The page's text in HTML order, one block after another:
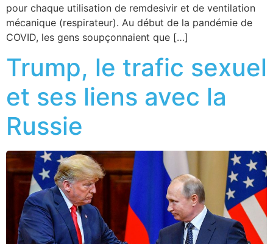
pour chaque utilisation de remdesivir et de ventilation
mécanique (respirateur). Au début de la pandémie de
COVID, les gens soupçonnaient que […]
Trump, le trafic sexuel
et ses liens avec la
Russie